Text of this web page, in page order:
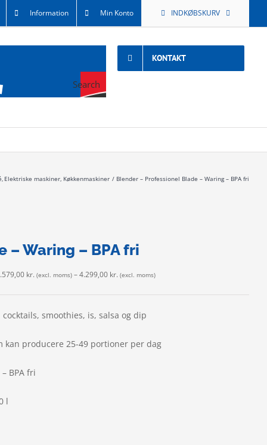
Information Min Konto INDKØBSKURV
Search
KONTAKT
Elektriske maskiner Køkkenmaskiner Blender – Professionel Blade – Waring – BPA fri
– Waring – BPA fri
kr. (excl. moms) – 4.299,00 kr. (excl. moms)
smoothies, is, salsa og dip
producere 25-49 portioner per dag
BPA fri
l